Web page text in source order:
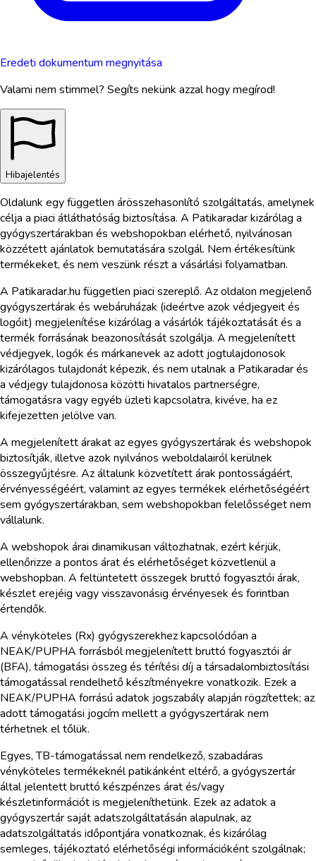
Eredeti dokumentum megnyitása
Valami nem stimmel? Segíts nekünk azzal hogy megírod!
Hibajelentés
Oldalunk egy független árösszehasonlító szolgáltatás, amelynek
célja a piaci átláthatóság biztosítása. A Patikaradar kizárólag a
gyógyszertárakban és webshopokban elérhető, nyilvánosan
közzétett ajánlatok bemutatására szolgál. Nem értékesítünk
termékeket, és nem veszünk részt a vásárlási folyamatban.
A Patikaradar.hu független piaci szereplő. Az oldalon megjelenő
gyógyszertárak és webáruházak (ideértve azok védjegyeit és
logóit) megjelenítése kizárólag a vásárlók tájékoztatását és a
termék forrásának beazonosítását szolgálja. A megjelenített
védjegyek, logók és márkanevek az adott jogtulajdonosok
kizárólagos tulajdonát képezik, és nem utalnak a Patikaradar és
a védjegy tulajdonosa közötti hivatalos partnerségre,
támogatásra vagy egyéb üzleti kapcsolatra, kivéve, ha ez
kifejezetten jelölve van.
A megjelenített árakat az egyes gyógyszertárak és webshopok
biztosítják, illetve azok nyilvános weboldalairól kerülnek
összegyűjtésre. Az általunk közvetített árak pontosságáért,
érvényességéért, valamint az egyes termékek elérhetőségéért
sem gyógyszertárakban, sem webshopokban felelősséget nem
vállalunk.
A webshopok árai dinamikusan változhatnak, ezért kérjük,
ellenőrizze a pontos árat és elérhetőséget közvetlenül a
webshopban. A feltüntetett összegek bruttó fogyasztói árak,
készlet erejéig vagy visszavonásig érvényesek és forintban
értendők.
A vényköteles (Rx) gyógyszerekhez kapcsolódóan a
NEAK/PUPHA forrásból megjelenített bruttó fogyasztói ár
(BFA), támogatási összeg és térítési díj a társadalombiztosítási
támogatással rendelhető készítményekre vonatkozik. Ezek a
NEAK/PUPHA forrású adatok jogszabály alapján rögzítettek; az
adott támogatási jogcím mellett a gyógyszertárak nem
térhetnek el tőlük.
Egyes, TB-támogatással nem rendelkező, szabadáras
vényköteles termékeknél patikánként eltérő, a gyógyszertár
által jelentett bruttó készpénzes árat és/vagy
készletinformációt is megjeleníthetünk. Ezek az adatok a
gyógyszertár saját adatszolgáltatásán alapulnak, az
adatszolgáltatás időpontjára vonatkoznak, és kizárólag
semleges, tájékoztató elérhetőségi információként szolgálnak;